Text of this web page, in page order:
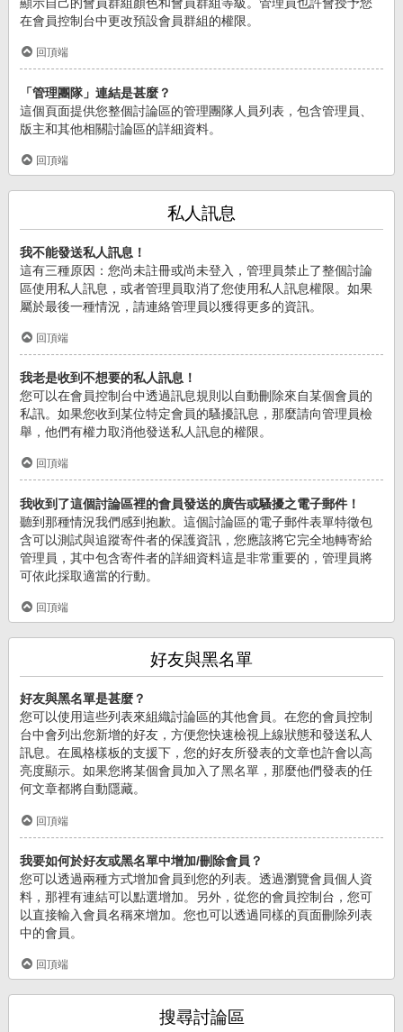
顯示自己的會員群組顏色和會員群組等級。管理員也許會授予您
在會員控制台中更改預設會員群組的權限。
回頂端
「管理團隊」連結是甚麼？
這個頁面提供您整個討論區的管理團隊人員列表，包含管理員、
版主和其他相關討論區的詳細資料。
回頂端
私人訊息
我不能發送私人訊息！
這有三種原因：您尚未註冊或尚未登入，管理員禁止了整個討論
區使用私人訊息，或者管理員取消了您使用私人訊息權限。如果
屬於最後一種情況，請連絡管理員以獲得更多的資訊。
回頂端
我老是收到不想要的私人訊息！
您可以在會員控制台中透過訊息規則以自動刪除來自某個會員的
私訊。如果您收到某位特定會員的騷擾訊息，那麼請向管理員檢
舉，他們有權力取消他發送私人訊息的權限。
回頂端
我收到了這個討論區裡的會員發送的廣告或騷擾之電子郵件！
聽到那種情況我們感到抱歉。這個討論區的電子郵件表單特徵包
含可以測試與追蹤寄件者的保護資訊，您應該將它完全地轉寄給
管理員，其中包含寄件者的詳細資料這是非常重要的，管理員將
可依此採取適當的行動。
回頂端
好友與黑名單
好友與黑名單是甚麼？
您可以使用這些列表來組織討論區的其他會員。在您的會員控制
台中會列出您新增的好友，方便您快速檢視上線狀態和發送私人
訊息。在風格樣板的支援下，您的好友所發表的文章也許會以高
亮度顯示。如果您將某個會員加入了黑名單，那麼他們發表的任
何文章都將自動隱藏。
回頂端
我要如何於好友或黑名單中增加/刪除會員？
您可以透過兩種方式增加會員到您的列表。透過瀏覽會員個人資
料，那裡有連結可以點選增加。另外，從您的會員控制台，您可
以直接輸入會員名稱來增加。您也可以透過同樣的頁面刪除列表
中的會員。
回頂端
搜尋討論區